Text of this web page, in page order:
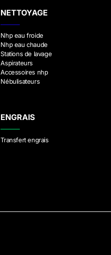
NETTOYAGE
Nhp eau froide
Nhp eau chaude
Stations de lavage
Aspirateurs
Accessoires nhp
Nébulisateurs
ENGRAIS
Transfert engrais